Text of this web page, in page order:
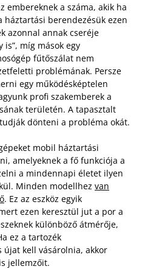
embereknek a száma, akik ha
berendezésük ezen
azonnal annak cseréje
is”, míg mások egy
fűtőszálat nem
problémának. Persze
egy működésképtelen
profi szakemberek a
területén. A tapasztalt
dönteni a probléma okát.
mobil háztartási
amelyeknek a fő funkciója a
a mindennapi életet ilyen
Minden modellhez van
. Ez az eszköz egyik
ezen keresztül jut a por a
különböző átmérője,
ez a tartozék
újat kell vásárolnia, akkor
jellemzőit.